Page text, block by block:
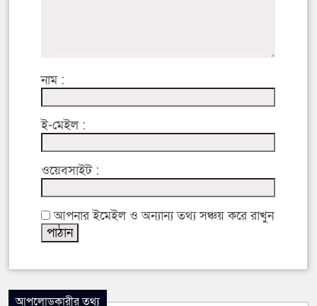
নাম :
ই-মেইল :
ওয়েবসাইট :
আপনার ইমেইল ও অন্যান্য তথ্য সঞ্চয় করে রাখুন
আপলোডকারীর তথ্য